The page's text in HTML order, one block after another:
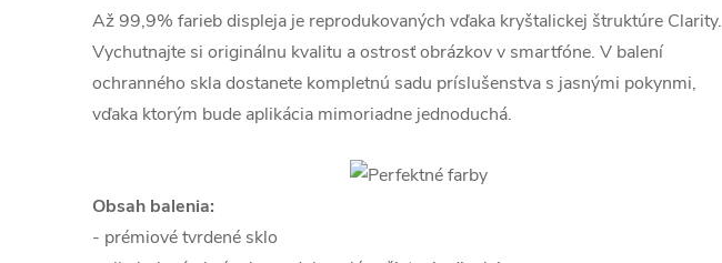
Až 99,9% farieb displeja je reprodukovaných vďaka kryštalickej štruktúre Clarity.
Vychutnajte si originálnu kvalitu a ostrosť obrázkov v smartfóne. V balení
ochranného skla dostanete kompletnú sadu príslušenstva s jasnými pokynmi,
vďaka ktorým bude aplikácia mimoriadne jednoduchá.
Obsah balenia:
- prémiové tvrdené sklo